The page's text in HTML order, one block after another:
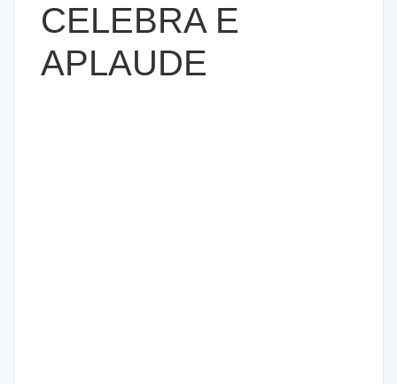
CELEBRA E
APLAUDE